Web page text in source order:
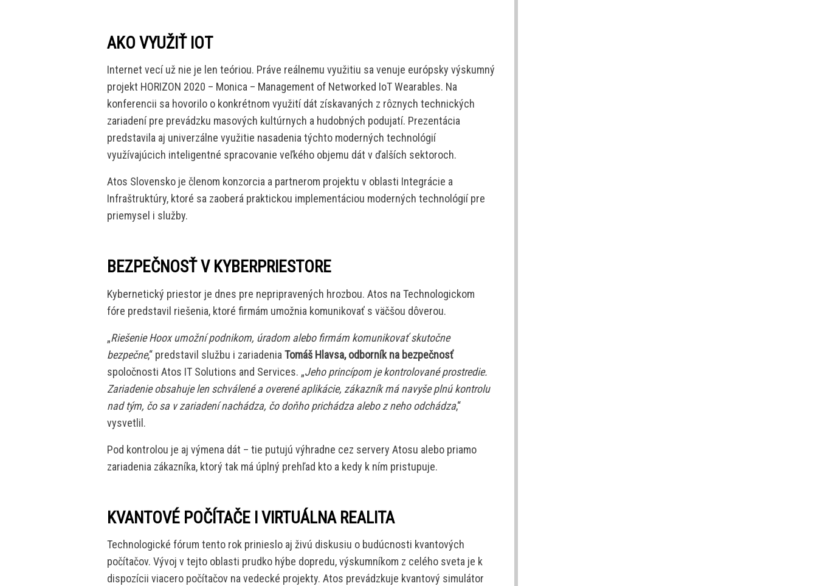
AKO VYUŽIŤ IOT
Internet vecí už nie je len teóriou. Práve reálnemu využitiu sa venuje európsky výskumný
projekt HORIZON 2020 – Monica – Management of Networked IoT Wearables. Na
konferencii sa hovorilo o konkrétnom využití dát získavaných z rôznych technických
zariadení pre prevádzku masových kultúrnych a hudobných podujatí. Prezentácia
predstavila aj univerzálne využitie nasadenia týchto moderných technológií
využívajúcich inteligentné spracovanie veľkého objemu dát v ďalších sektoroch.
Atos Slovensko je členom konzorcia a partnerom projektu v oblasti Integrácie a
Infraštruktúry, ktoré sa zaoberá praktickou implementáciou moderných technológií pre
priemysel i služby.
BEZPEČNOSŤ V KYBERPRIESTORE
Kybernetický priestor je dnes pre nepripravených hrozbou. Atos na Technologickom
fóre predstavil riešenia, ktoré firmám umožnia komunikovať s väčšou dôverou.
„Riešenie Hoox umožní podnikom, úradom alebo firmám komunikovať skutočne
bezpečne,“ predstavil službu i zariadenia Tomáš Hlavsa, odborník na bezpečnosť
spoločnosti Atos IT Solutions and Services. „Jeho princípom je kontrolované prostredie.
Zariadenie obsahuje len schválené a overené aplikácie, zákazník má navyše plnú kontrolu
nad tým, čo sa v zariadení nachádza, čo doňho prichádza alebo z neho odchádza,“
vysvetlil.
Pod kontrolou je aj výmena dát – tie putujú výhradne cez servery Atosu alebo priamo
zariadenia zákazníka, ktorý tak má úplný prehľad kto a kedy k ním pristupuje.
KVANTOVÉ POČÍTAČE I VIRTUÁLNA REALITA
Technologické fórum tento rok prinieslo aj živú diskusiu o budúcnosti kvantových
počítačov. Vývoj v tejto oblasti prudko hýbe dopredu, výskumníkom z celého sveta je k
dispozícii viacero počítačov na vedecké projekty. Atos prevádzkuje kvantový simulátor